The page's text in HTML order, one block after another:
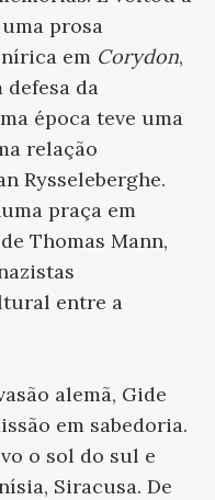
prosa
em Corydon,
da
época teve uma
relação
Rysseleberghe.
praça em
Thomas Mann,
entre a
alemã, Gide
em sabedoria.
o sol do sul e
Siracusa. De